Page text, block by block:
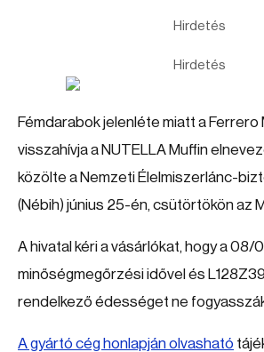
Hirdetés
Hirdetés
Fémdarabok jelenléte miatt a Ferrero
visszahívja a NUTELLA Muffin
közölte a Nemzeti Élelmiszerlánc-
(Nébih) június 25-én, csütörtökön az
A hivatal kéri a vásárlókat, hogy a
minőségmegőrzési idővel és
rendelkező édességet ne
A gyártó cég honlapján olvasható